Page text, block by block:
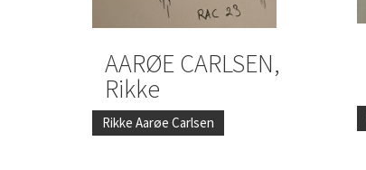
AARØE CARLSEN,
Rikke
Rikke Aarøe Carlsen